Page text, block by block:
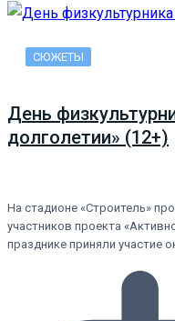
СЮЖЕТЫ
День
долголетии» (12+)
На стадионе «Строитель»
участников проекта
празднике приняли участие